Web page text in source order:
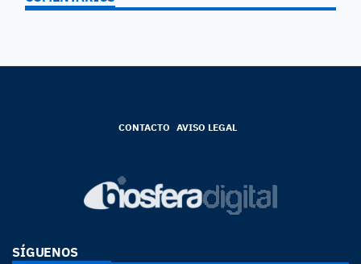
CONTACTO AVISO LEGAL
SÍGUENOS